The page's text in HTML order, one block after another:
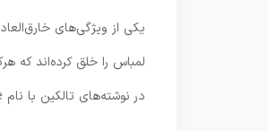
یکی از ویژگی‌های
لمباس را خلق کرده‌اند که
در نوشته‌های تالکین با نام ósanwe شناخته می‌شود) هستند و می‌توانند به طرز شگفت‌انگیزی افکار و احساسات دیگران را دریافت کنند.